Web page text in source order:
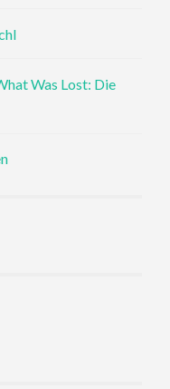
Was Lost: Die